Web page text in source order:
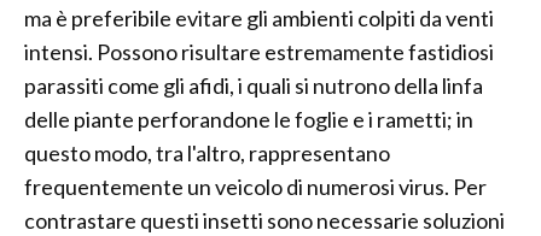
ma è preferibile evitare gli ambienti colpiti da venti
intensi. Possono risultare estremamente fastidiosi
parassiti come gli afidi, i quali si nutrono della linfa
delle piante perforandone le foglie e i rametti; in
questo modo, tra l'altro, rappresentano
frequentemente un veicolo di numerosi virus. Per
contrastare questi insetti sono necessarie soluzioni